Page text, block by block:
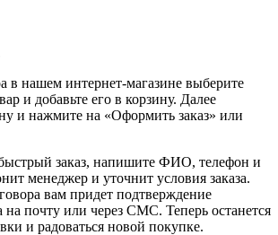
в нашем интернет-магазине выберите
и добавьте его в корзину. Далее
и нажмите на «Оформить заказ» или
заказ, напишите ФИО, телефон и
менеджер и уточнит условия заказа.
вам придет подтверждение
на почту или через СМС. Теперь останется
и радоваться новой покупке.